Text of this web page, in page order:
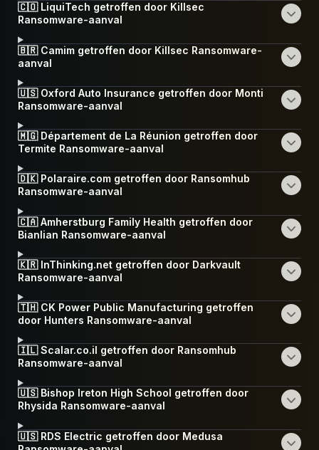
🇨🇴 LiquiTech getroffen door Killsec
Ransomware-aanval
🇧🇷 Camim getroffen door Killsec Ransomware-
aanval
🇺🇸 Oxford Auto Insurance getroffen door Monti
Ransomware-aanval
🇲🇬 Département de La Réunion getroffen door
Termite Ransomware-aanval
🇩🇰 Polaraire.com getroffen door Ransomhub
Ransomware-aanval
🇨🇦 Amherstburg Family Health getroffen door
Bianlian Ransomware-aanval
🇰🇷 InThinking.net getroffen door Darkvault
Ransomware-aanval
🇹🇭 CK Power Public Manufacturing getroffen
door Hunters Ransomware-aanval
🇮🇱 Scalar.co.il getroffen door Ransomhub
Ransomware-aanval
🇺🇸 Bishop Ireton High School getroffen door
Rhysida Ransomware-aanval
🇺🇸 RDS Electric getroffen door Medusa